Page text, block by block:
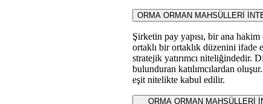
ORMA ORMAN MAHSÜLLERİ
Şirketin pay yapısı, bir ana
ortaklı bir ortaklık düzenini ifade
stratejik yatırımcı niteliğindedir.
bulunduran katılımcılardan
eşit nitelikte kabul edilir.
ORMA ORMAN MAHSÜLLERİ